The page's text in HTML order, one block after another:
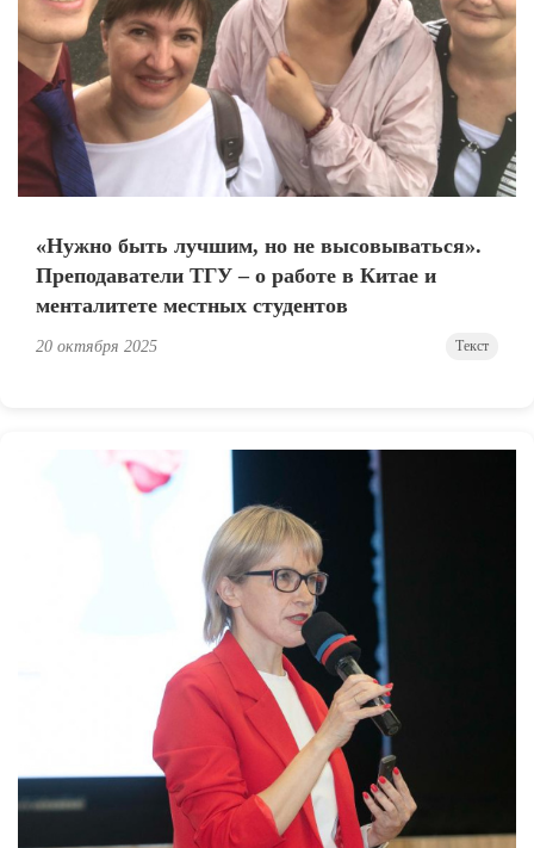
«Нужно быть лучшим, но не высовываться».
Преподаватели ТГУ – о работе в Китае и
менталитете местных студентов
20 октября 2025 Текст